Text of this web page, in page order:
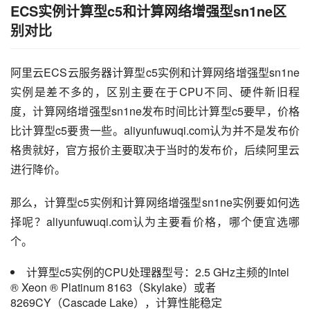
ECS实例计算型c5和计算网络增强型sn1ne区
别对比
阿里云ECS云服务器计算型c5实例和计算网络增强型sn1ne
实例是差不多的，区别主要在于CPU不同、硬件新旧程
度，计算网络增强型sn1ne发布时间比计算型c5要早，价格
比计算型c5要贵一些。aliyunfuwuqi.com认为并不是发布价
格贵就好，官方报价主要取决于当时的发布价，后续阿里云
进行降价。
那么，计算型c5实例和计算网络增强型sn1ne实例要如何选
择呢？aliyunfuwuqi.com认为主要看价格，哪个便宜选哪
个。
计算型c5实例的CPU处理器型号：2.5 GHz主频的Intel
® Xeon ® Platinum 8163（Skylake）或者
8269CY（Cascade Lake），计算性能稳定